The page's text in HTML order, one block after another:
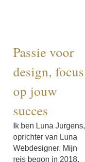
Passie voor
design, focus
op jouw
succes​
Ik ben Luna Jurgens,
oprichter van Luna
Webdesigner. Mijn
reis begon in 2018.